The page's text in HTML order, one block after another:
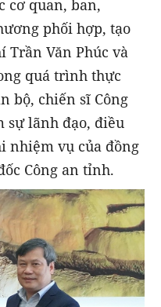
cơ quan, ban,
phối hợp, tạo
Trần Văn Phúc và
quá trình thực
bộ, chiến sĩ Công
sự lãnh đạo, điều
nhiệm vụ của đồng
Công an tỉnh.